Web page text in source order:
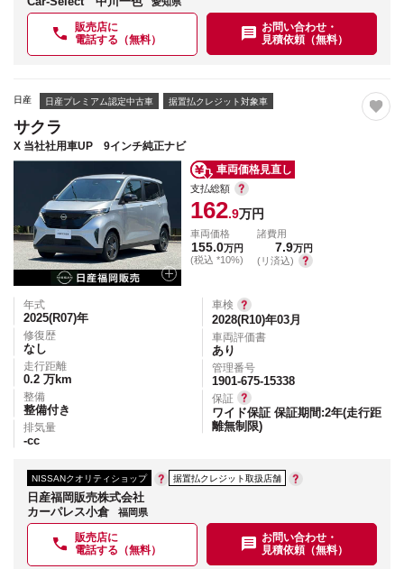
販売店に
電話する（無料）
お問い合わせ・
見積依頼（無料）
日産 日産プレミアム認定中古車 据置払クレジット対象車
サクラ
X 当社社用車UP 9インチ純正ナビ
車両価格見直し
支払総額
162.9万円
車両価格
155.0万円
(税込 *10%)
諸費用
7.9万円
(リ済込)
年式
2025(R07)年
修復歴
なし
走行距離
0.2 万km
整備
整備付き
排気量
-cc
車検
2028(R10)年03月
車両評価書
あり
管理番号
1901-675-15338
保証
ワイド保証 保証期間:2年(走行距
離無制限)
NISSANクオリティショップ 据置払クレジット取扱店舗
日産福岡販売株式会社
カーパレス小倉
福岡県
販売店に
電話する（無料）
お問い合わせ・
見積依頼（無料）